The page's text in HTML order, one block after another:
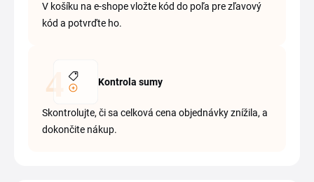
V košíku na e-shope vložte kód do poľa pre zľavový
kód a potvrďte ho.
Kontrola sumy
Skontrolujte, či sa celková cena objednávky znížila, a
dokončite nákup.